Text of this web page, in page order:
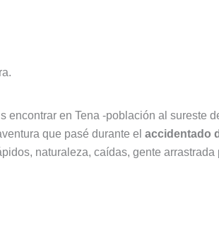
encontrar en Tena -población al sureste
que pasé durante el accidentado
naturaleza, caídas, gente